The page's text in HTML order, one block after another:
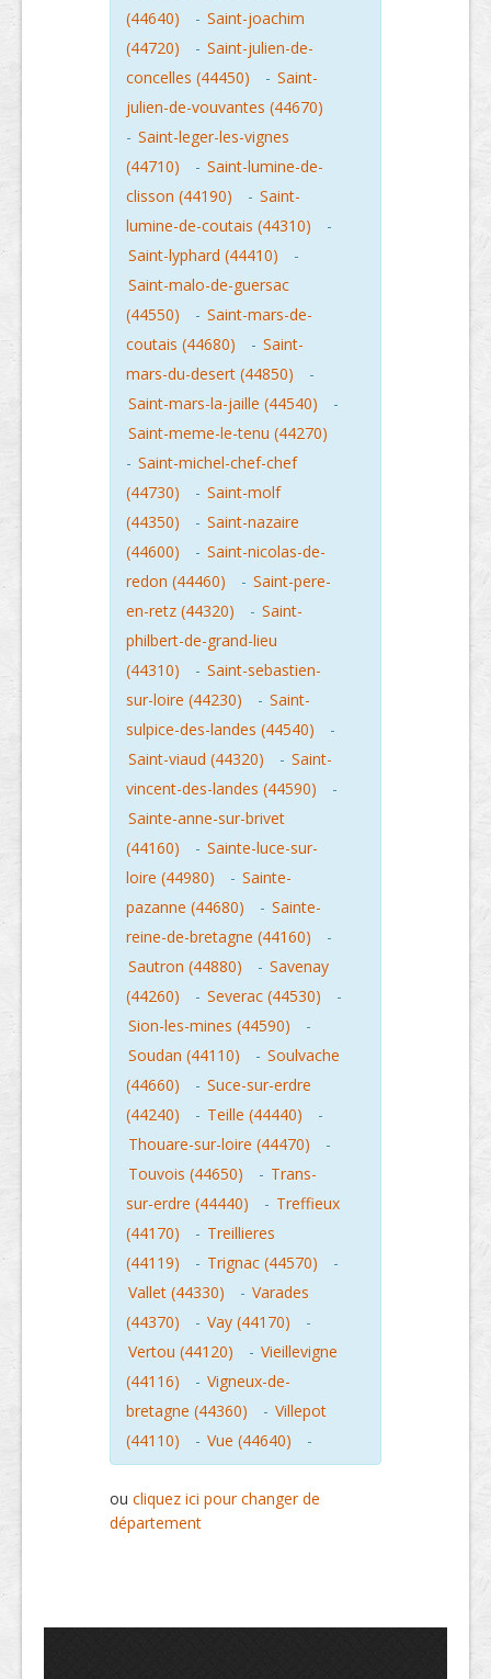
(44640)
- Saint-joachim
(44720)
- Saint-julien-de-
concelles (44450)
- Saint-
julien-de-vouvantes (44670)
- Saint-leger-les-vignes
(44710)
- Saint-lumine-de-
clisson (44190)
- Saint-
lumine-de-coutais (44310)
-
Saint-lyphard (44410)
-
Saint-malo-de-guersac
(44550)
- Saint-mars-de-
coutais (44680)
- Saint-
mars-du-desert (44850)
-
Saint-mars-la-jaille (44540)
-
Saint-meme-le-tenu (44270)
- Saint-michel-chef-chef
(44730)
- Saint-molf
(44350)
- Saint-nazaire
(44600)
- Saint-nicolas-de-
redon (44460)
- Saint-pere-
en-retz (44320)
- Saint-
philbert-de-grand-lieu
(44310)
- Saint-sebastien-
sur-loire (44230)
- Saint-
sulpice-des-landes (44540)
-
Saint-viaud (44320)
- Saint-
vincent-des-landes (44590)
-
Sainte-anne-sur-brivet
(44160)
- Sainte-luce-sur-
loire (44980)
- Sainte-
pazanne (44680)
- Sainte-
reine-de-bretagne (44160)
-
Sautron (44880)
- Savenay
(44260)
- Severac (44530)
-
Sion-les-mines (44590)
-
Soudan (44110)
- Soulvache
(44660)
- Suce-sur-erdre
(44240)
- Teille (44440)
-
Thouare-sur-loire (44470)
-
Touvois (44650)
- Trans-
sur-erdre (44440)
- Treffieux
(44170)
- Treillieres
(44119)
- Trignac (44570)
-
Vallet (44330)
- Varades
(44370)
- Vay (44170)
-
Vertou (44120)
- Vieillevigne
(44116)
- Vigneux-de-
bretagne (44360)
- Villepot
(44110)
- Vue (44640) -
ou cliquez ici pour changer de
département